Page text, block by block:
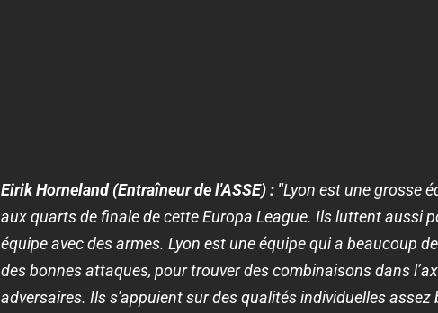
Eirik Horneland (Entraîneur de l'ASSE) : "Lyon est une grosse
aux quarts de finale de cette Europa League. Ils luttent aussi
équipe avec des armes. Lyon est une équipe qui a beaucoup
des bonnes attaques, pour trouver des combinaisons dans
adversaires. Ils s'appuient sur des qualités individuelles